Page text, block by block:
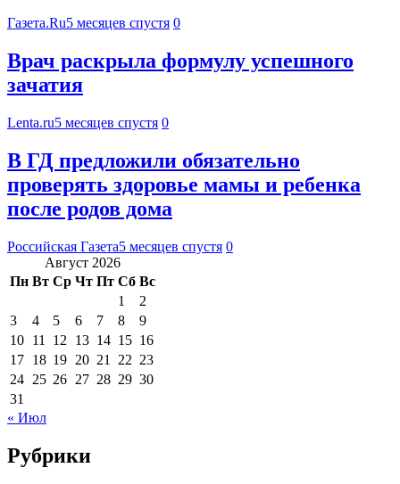
Газета.Ru5 месяцев спустя 0
Врач раскрыла формулу успешного
зачатия
Lenta.ru5 месяцев спустя 0
В ГД предложили обязательно
проверять здоровье мамы и ребенка
после родов дома
Российская Газета5 месяцев спустя 0
Август 2026
Пн Вт Ср Чт Пт Сб Вс
1
2
3
4 5 6 7 8
9
10 11 12 13 14 15 16
17 18 19 20 21 22 23
24 25 26 27 28 29 30
31
« Июл
Рубрики